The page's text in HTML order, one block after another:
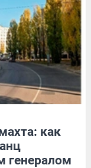
как
генералом